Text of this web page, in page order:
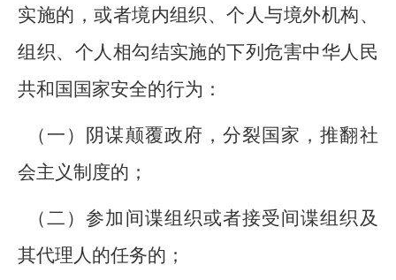
实施的，或者境内组织、个人与境外机构、
组织、个人相勾结实施的下列危害中华人民
共和国国家安全的行为：
（一）阴谋颠覆政府，分裂国家，推翻社
会主义制度的；
（二）参加间谍组织或者接受间谍组织及
其代理人的任务的；